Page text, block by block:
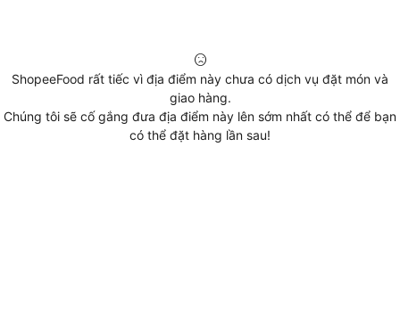
ShopeeFood rất tiếc vì địa điểm này chưa có dịch vụ đặt món và
giao hàng.
Chúng tôi sẽ cố gắng đưa địa điểm này lên sớm nhất có thể để bạn
có thể đặt hàng lần sau!